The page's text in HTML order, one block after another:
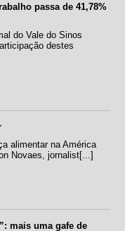
passa de 41,78%
do Vale do Sinos
destes
alimentar na América
Novaes, jornalist[...]
mais uma gafe de